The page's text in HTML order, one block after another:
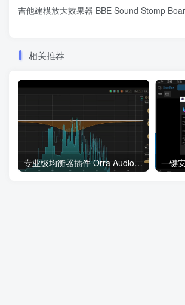
吉他建模放大效果器 BBE Sound Stomp
相关推荐
专业级均衡器插件 Orra Audio Orra EQ v1.0.1-SEnki WiN